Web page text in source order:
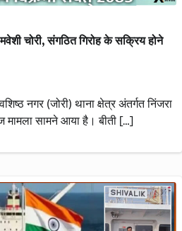
चोरी, संगठित गिरोह के सक्रिय होने
नगर (जोरी) थाना क्षेत्र अंतर्गत निंजरा
मामला सामने आया है। बीती […]